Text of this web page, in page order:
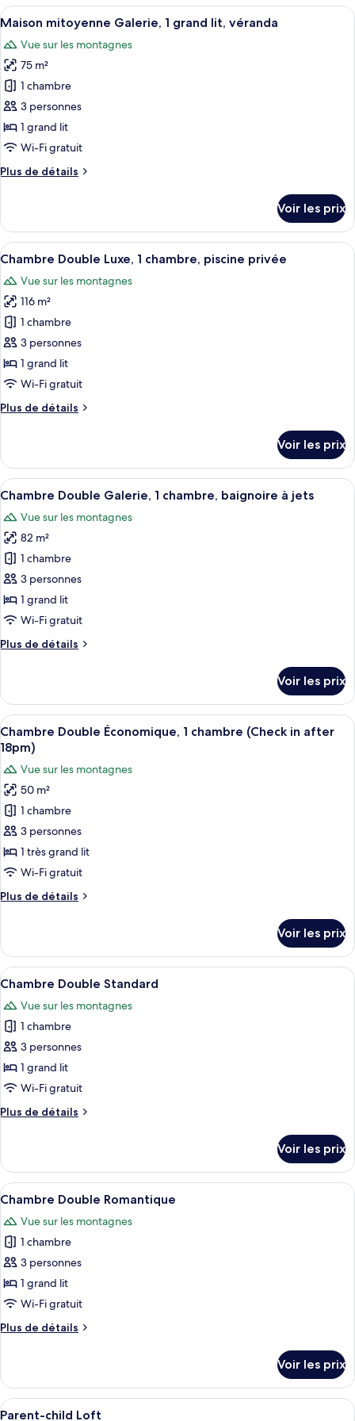
chambre,
baignoire
à
jets
type
de
Chambre
Double
Classique,
chambre,
baignoire
à
jets
Afficher
toutes
les
photos
pour
ce
type
de
chambre :
Maison
1
grand
lit,
véranda
Une chambre d’hôtel avec un
7
Maison mitoyenne Galerie, 1 grand lit, véranda
Vue sur les montagnes
75 m²
1 chambre
3 personnes
1 grand lit
Wi-Fi gratuit
Plus de détails
Plus
le
type
de
Maison
mitoyenne
Galerie,
grand
lit,
véranda
Voir les prix
Afficher
toutes
les
photos
pour
ce
type
de
chambre :
Chambre
1
chambre,
piscine
privée
Chambre Double Luxe, 1 chambre,
6
Chambre Double Luxe, 1 chambre, piscine privée
Vue sur les montagnes
116 m²
1 chambre
3 personnes
1 grand lit
Wi-Fi gratuit
Plus de détails
Plus
le
type
de
Chambre
Double
Luxe,
chambre,
piscine
privée
Voir les prix
Afficher
toutes
les
photos
pour
ce
type
de
chambre :
Chambre
1
chambre,
baignoire
jets
Une chambre d’hôtel avec un
7
Chambre Double Galerie, 1 chambre, baignoire à jets
Vue sur les montagnes
82 m²
1 chambre
3 personnes
1 grand lit
Wi-Fi gratuit
Plus de détails
Plus
le
type
de
chambre
Chambre
Double
Galerie,
chambre,
baignoire
jets
Voir les prix
Afficher
toutes
les
photos
pour
ce
type
de
chambre :
Double
chambre
(Check
in
after
18pm)
Une chambre d’hôtel avec un lit,
13
Chambre Double Économique, 1 chambre (Check in after
18pm)
Vue sur les montagnes
50 m²
1 chambre
3 personnes
1 très grand lit
Wi-Fi gratuit
Plus de détails
Plus
le
type
de
Chambre
Double
Économique,
chambre
(Check
in
after
Voir les prix
Afficher
toutes
les
photos
pour
ce
type
chambre :
Standard
Une chambre d’hôtel avec un
15
Chambre Double Standard
Vue sur les montagnes
1 chambre
3 personnes
1 grand lit
Wi-Fi gratuit
Plus de détails
Plus
le
type
de
Chambre
Double
Standard
Voir les prix
Afficher
toutes
les
photos
pour
ce
type
chambre :
Romantique
Une chambre d’hôtel avec un
28
Chambre Double Romantique
Vue sur les montagnes
1 chambre
3 personnes
1 grand lit
Wi-Fi gratuit
Plus de détails
Plus
le
type
de
Voir les prix
Afficher
Literie de qualité supérieure, couette
8
Parent-child Loft